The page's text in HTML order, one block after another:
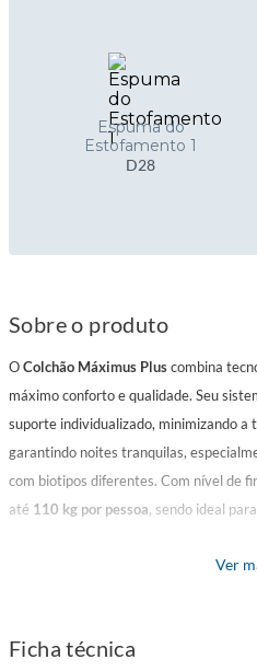
Espuma do
Estofamento 1
D28
Sobre o produto
OColchão Máximus Pluscombina
máximo conforto e qualidade. Seu
suporte individualizado, minimizando a
garantindo noites tranquilas,
com biotipos diferentes. Com nível de
até 110 kg por pessoa, sendo ideal
Sua estrutura conta com uma camada
conforto. O acabamento é impecável,
Ver
Ficha técnica